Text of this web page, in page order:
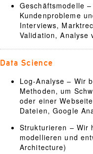
Geschäftsmodelle
Kundenprobleme
Interviews,
Validation, Analyse
Data Science
Log-Analyse – Wir
Methoden, um
oder einer
Dateien, Google
Strukturieren – Wir
modellieren und
Architecture)